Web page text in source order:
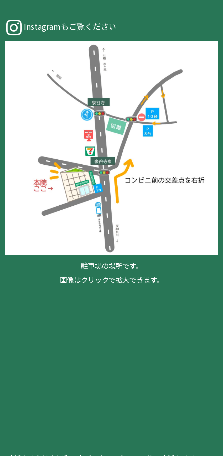
Instagramもご覧ください
駐車場の場所です。
画像はクリックで拡大できます。